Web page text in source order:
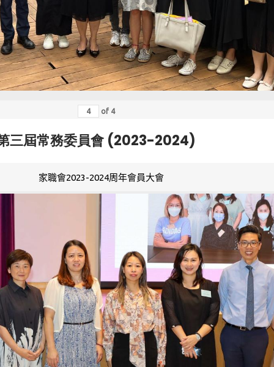
of 4
三屆常務委員會 (2023-2024)
家職會2023-2024周年會員大會